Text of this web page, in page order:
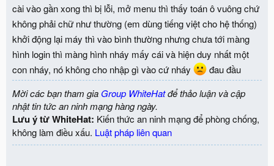
cài vào gần xong thì bị lỗi, mở menu thì thấy toán ô vuông chứ
không phải chữ như thường (em dùng tiếng việt cho hệ thống)
khởi động lại máy thì vào bình thường nhưng chưa tới màng
hình login thì màng hình nháy mấy cái và hiện duy nhất một
con nháy, nó không cho nhập gì vào cứ nháy
đau đầu
Mời các bạn tham gia Group WhiteHatđể thảo luận và cập
nhật tin tức an ninh mạng hàng ngày.
Lưu ý từ WhiteHat: Kiến thức an ninh mạng để phòng chống,
không làm điều xấu. Luật pháp liên quan